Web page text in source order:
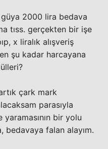
güya 2000 lira bedava
tıss. gerçekten bir işe
x liralık alışveriş
şu kadar harcayana
çark mark
parasıyla
bir yolu
bedavaya falan alayım.